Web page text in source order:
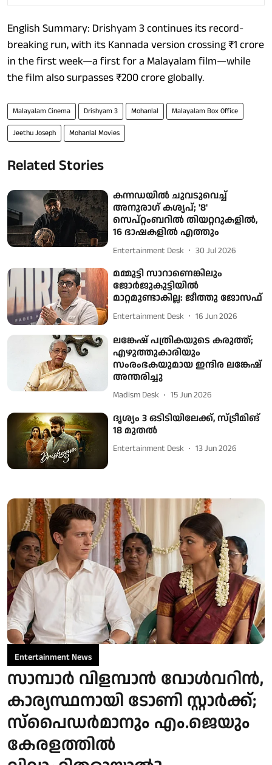
English Summary: Drishyam 3 continues its record-
breaking run, with its Kannada version crossing ₹1 crore
in the first week—a first for a Malayalam film—while
the film also surpasses ₹200 crore globally.
Malayalam Cinema Drishyam 3 Mohanlal Malayalam Box Office
Jeethu Joseph Mohanlal Movies
Related Stories
കന്നഡയിൽ ചുവടുവെച്ച്
അനുരാഗ് കശ്യപ്; '8'
സെപ്റ്റംബറിൽ തിയറ്ററുകളിൽ,
16 ഭാഷകളിൽ എത്തും
Entertainment Desk 30 Jul 2026
മമ്മൂട്ടി സാറാണെങ്കിലും
ജോർജുകുട്ടിയിൽ
മാറ്റമുണ്ടാകില്ല: ജീത്തു ജോസഫ്
Entertainment Desk 16 Jun 2026
ലങ്കേഷ് പത്രികയുടെ കരുത്ത്;
എഴുത്തുകാരിയും
സംരംഭകയുമായ ഇന്ദിര ലങ്കേഷ്
അന്തരിച്ചു
Madism Desk 15 Jun 2026
ദൃശ്യം 3 ഒടിടിയിലേക്ക്, സ്ട്രീമിങ്
18 മുതല്‍
Entertainment Desk 13 Jun 2026
Entertainment News
സാമ്പാർ വിളമ്പാൻ വോൾവറിൻ,
കാര്യസ്ഥനായി ടോണി സ്റ്റാർക്ക്;
സ്പൈഡർമാനും എം.ജെയും
കേരളത്തിൽ